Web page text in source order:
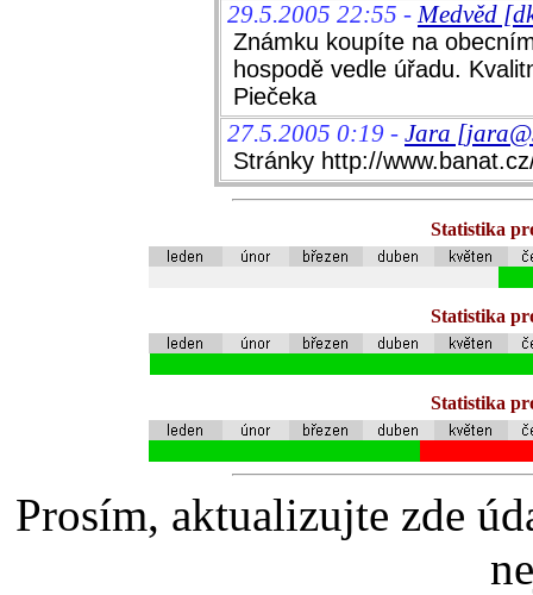
29.5.2005 22:55 - Medvěd
Známku koupíte na
hospodě vedle úřadu.
Piečeka
27.5.2005 0:19 - Jara
Stránky http://
Statistika
Statistika
Statistika
Prosím, aktualizujte zde